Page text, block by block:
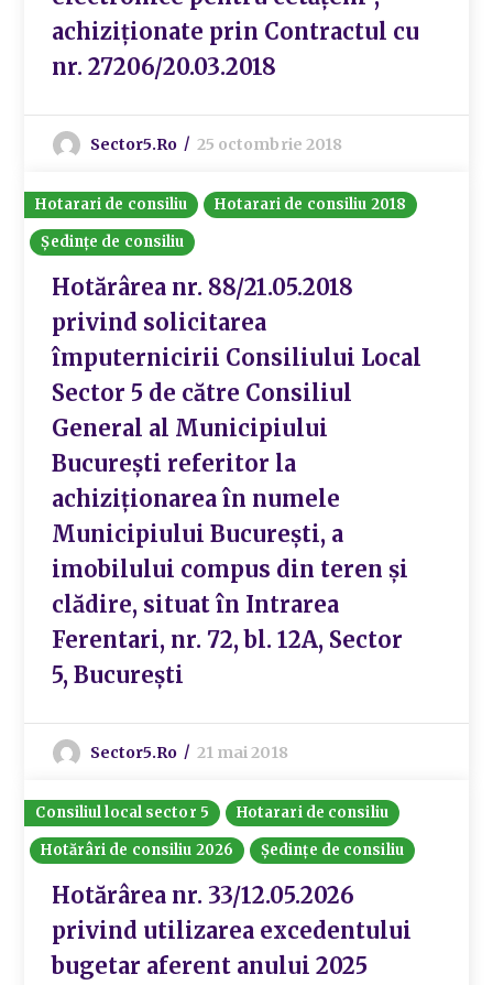
achiziționate prin Contractul cu
nr. 27206/20.03.2018
Sector5.ro 25 octombrie 2018
Hotarari de consiliu
Hotarari de consiliu 2018
Ședințe de consiliu
Hotărârea nr. 88/21.05.2018
privind solicitarea
împuternicirii Consiliului Local
Sector 5 de către Consiliul
General al Municipiului
București referitor la
achiziționarea în numele
Municipiului București, a
imobilului compus din teren și
clădire, situat în Intrarea
Ferentari, nr. 72, bl. 12A, Sector
5, București
Sector5.ro 21 mai 2018
Consiliul local sector 5
Hotarari de consiliu
Hotărâri de consiliu 2026
Ședințe de consiliu
Hotărârea nr. 33/12.05.2026
privind utilizarea excedentului
bugetar aferent anului 2025